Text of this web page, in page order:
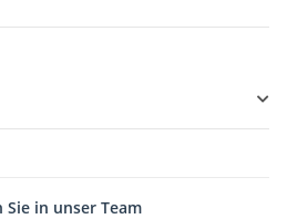
Sie in unser Team